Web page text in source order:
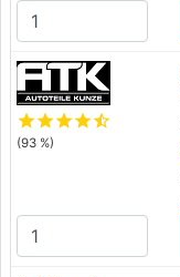
starstarstarstarstar_half
(93 %)